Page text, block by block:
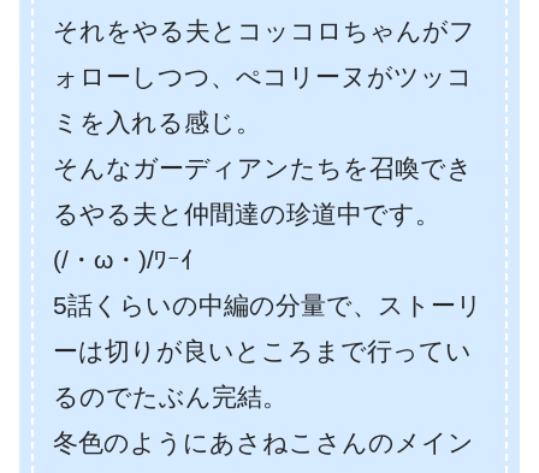
それをやる夫とコッコロちゃんがフ
ォローしつつ、ぺコリーヌがツッコ
ミを入れる感じ。
そんなガーディアンたちを召喚でき
るやる夫と仲間達の珍道中です。
(/・ω・)/ﾜｰｲ
5話くらいの中編の分量で、ストーリ
ーは切りが良いところまで行ってい
るのでたぶん完結。
冬色のようにあさねこさんのメイン